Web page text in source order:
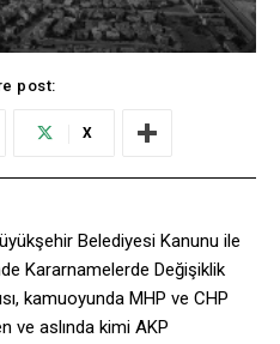
post:
X
Belediyesi Kanunu ile
Kararnamelerde Değişiklik
kamuoyunda MHP ve CHP
ve aslında kimi AKP